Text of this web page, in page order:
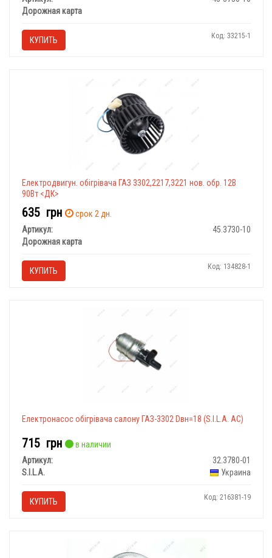
Дорожная карта
КУПИТЬ Код: 33215-1
Електродвигун. обігрівача ГАЗ 3302,2217,3221 нов. обр. 12В
90Вт <ДК>
635 грн
срок 2 дн.
Артикул:
45.3730-10
Дорожная карта
КУПИТЬ Код: 134828-1
Електронасос обігрівача салону ГАЗ-3302 Dвн=18 (S.I.L.A. AC)
715 грн
в наличии
Артикул:
32.3780-01
S.I.L.A.
Украина
КУПИТЬ Код: 216381-19